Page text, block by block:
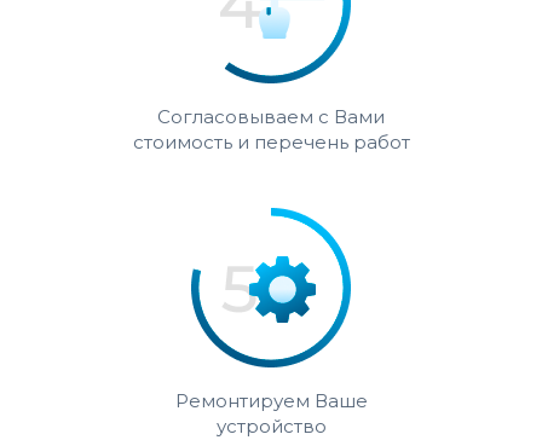
Согласовываем с Вами
стоимость и перечень работ
Ремонтируем Ваше
устройство